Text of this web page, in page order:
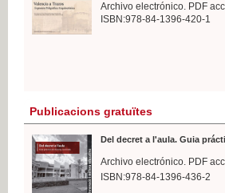
Archivo electrónico. PDF
ISBN:978-84-1396-420-1
Publicacions gratuïtes
Del decret a l'aula. Guia
Archivo electrónico. PDF
ISBN:978-84-1396-436-2